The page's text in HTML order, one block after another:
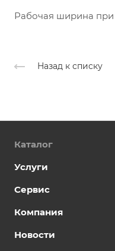
Рабочая ширина при
Назад к списку
Каталог
Услуги
Сервис
Компания
Новости